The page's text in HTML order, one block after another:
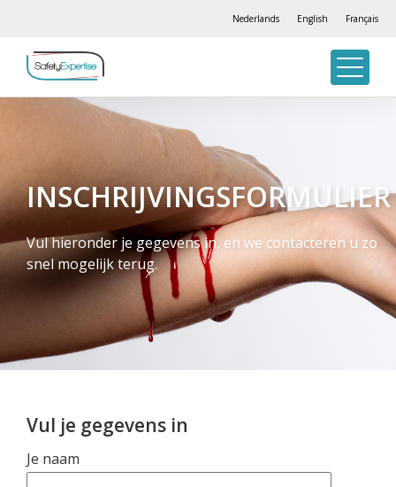
Nederlands English Français
INSCHRIJVINGSFORMULIER
Vul hieronder je gegevens in, en we contacteren u zo
snel mogelijk terug.
Vul je gegevens in
Je naam